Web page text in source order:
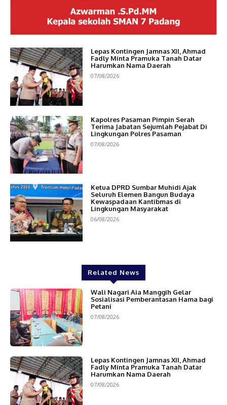
Lepas Kontingen Jamnas XII, Ahmad
Fadly Minta Pramuka Tanah Datar
Harumkan Nama Daerah
07/08/2026
Kapolres Pasaman Pimpin Serah
Terima Jabatan Sejumlah Pejabat Di
Lingkungan Polres Pasaman
07/08/2026
Ketua DPRD Sumbar Muhidi Ajak
Seluruh Elemen Bangun Budaya
Kewaspadaan Kantibmas di
Lingkungan Masyarakat
06/08/2026
Related News
Wali Nagari Aia Manggih Gelar
Sosialisasi Pemberantasan Hama bagi
Petani
07/08/2026
Lepas Kontingen Jamnas XII, Ahmad
Fadly Minta Pramuka Tanah Datar
Harumkan Nama Daerah
07/08/2026